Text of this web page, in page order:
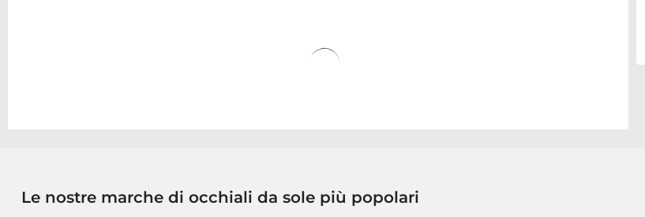
Le nostre marche di occhiali da sole più popolari